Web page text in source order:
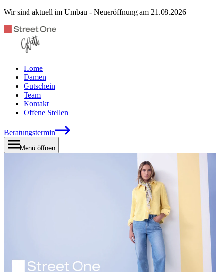
Wir sind aktuell im Umbau - Neueröffnung am 21.08.2026
Home
Damen
Gutschein
Team
Kontakt
Offene Stellen
Beratungstermin
Menü öffnen